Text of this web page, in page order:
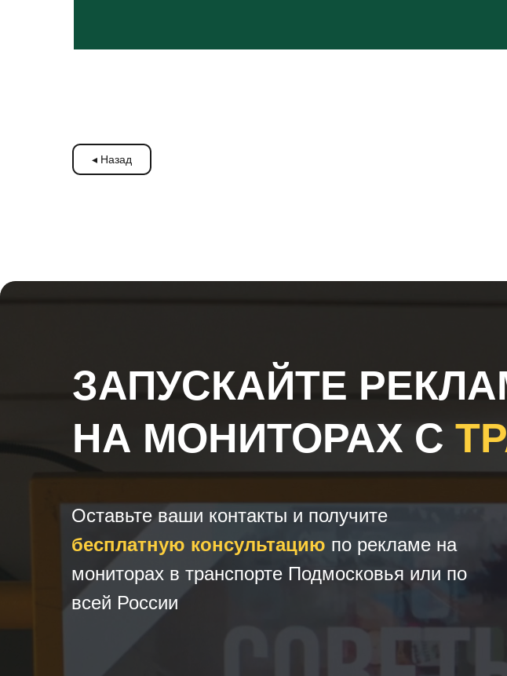
◂ Назад
ЗАПУСКАЙТЕ
НА МОНИТОРАХ С
Оставьте ваши контакты и получите
бесплатную консультацию по рекламе на
мониторах в транспорте Подмосковья или по
всей России